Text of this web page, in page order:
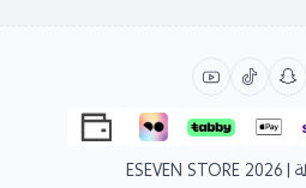
ESEVEN STORE